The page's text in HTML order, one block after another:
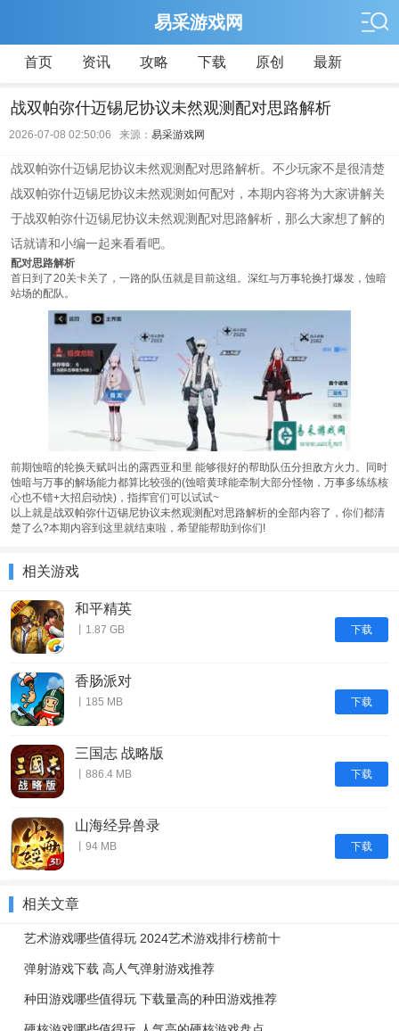
易采游戏网
首页 资讯 攻略 下载 原创 最新
战双帕弥什迈锡尼协议未然观测配对思路解析
2026-07-08 02:50:06 来源： 易采游戏网
战双帕弥什迈锡尼协议未然观测配对思路解析。不少玩家不是很清楚
战双帕弥什迈锡尼协议未然观测如何配对，本期内容将为大家讲解关
于战双帕弥什迈锡尼协议未然观测配对思路解析，那么大家想了解的
话就请和小编一起来看看吧。
配对思路解析
首日到了20关卡关了，一路的队伍就是目前这组。深红与万事轮换打爆发，蚀暗
站场的配队。
前期蚀暗的轮换天赋叫出的露西亚和里 能够很好的帮助队伍分担敌方火力。同时
蚀暗与万事的解场能力都算比较强的(蚀暗黄球能牵制大部分怪物，万事多练练核
心也不错+大招启动快)，指挥官们可以试试~
以上就是战双帕弥什迈锡尼协议未然观测配对思路解析的全部内容了，你们都清
楚了么?本期内容到这里就结束啦，希望能帮助到你们!
相关游戏
下载
和平精英
丨1.87 GB
下载
香肠派对
丨185 MB
下载
三国志 战略版
丨886.4 MB
下载
山海经异兽录
丨94 MB
相关文章
艺术游戏哪些值得玩 2024艺术游戏排行榜前十
弹射游戏下载 高人气弹射游戏推荐
种田游戏哪些值得玩 下载量高的种田游戏推荐